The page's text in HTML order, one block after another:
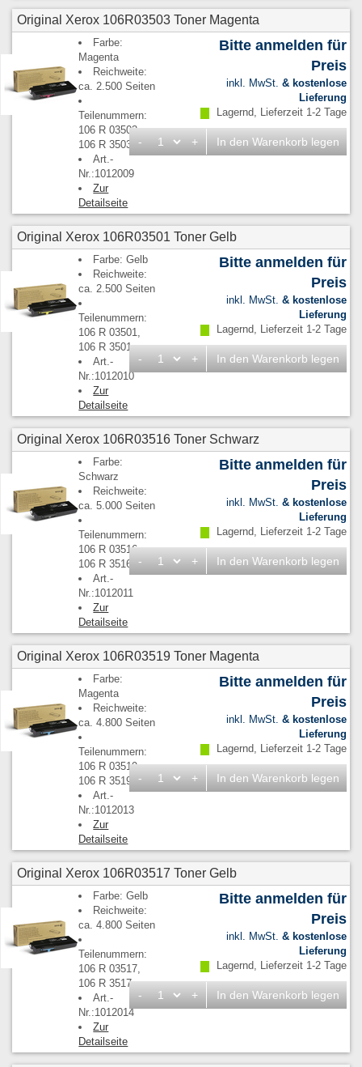
Original Xerox 106R03503 Toner Magenta
Farbe:
Magenta
Reichweite:
ca. 2.500 Seiten
Teilenummern:
106 R 03503,
106 R 3503
Art.-
Nr.:1012009
Zur
Detailseite
Bitte anmelden für
Preis
inkl. MwSt. & kostenlose
Lieferung
Lagernd, Lieferzeit 1-2 Tage
- + In den Warenkorb legen
Original Xerox 106R03501 Toner Gelb
Farbe: Gelb
Reichweite:
ca. 2.500 Seiten
Teilenummern:
106 R 03501,
106 R 3501
Art.-
Nr.:1012010
Zur
Detailseite
Bitte anmelden für
Preis
inkl. MwSt. & kostenlose
Lieferung
Lagernd, Lieferzeit 1-2 Tage
- + In den Warenkorb legen
Original Xerox 106R03516 Toner Schwarz
Farbe:
Schwarz
Reichweite:
ca. 5.000 Seiten
Teilenummern:
106 R 03516,
106 R 3516
Art.-
Nr.:1012011
Zur
Detailseite
Bitte anmelden für
Preis
inkl. MwSt. & kostenlose
Lieferung
Lagernd, Lieferzeit 1-2 Tage
- + In den Warenkorb legen
Original Xerox 106R03519 Toner Magenta
Farbe:
Magenta
Reichweite:
ca. 4.800 Seiten
Teilenummern:
106 R 03519,
106 R 3519
Art.-
Nr.:1012013
Zur
Detailseite
Bitte anmelden für
Preis
inkl. MwSt. & kostenlose
Lieferung
Lagernd, Lieferzeit 1-2 Tage
- + In den Warenkorb legen
Original Xerox 106R03517 Toner Gelb
Farbe: Gelb
Reichweite:
ca. 4.800 Seiten
Teilenummern:
106 R 03517,
106 R 3517
Art.-
Nr.:1012014
Zur
Detailseite
Bitte anmelden für
Preis
inkl. MwSt. & kostenlose
Lieferung
Lagernd, Lieferzeit 1-2 Tage
- + In den Warenkorb legen